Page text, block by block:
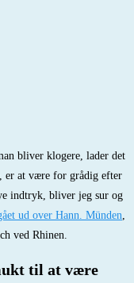
bliver klogere, lader det
er at være for grådig efter
indtryk, bliver jeg sur og
ud over Hann. Münden,
ved Rhinen.
til at være